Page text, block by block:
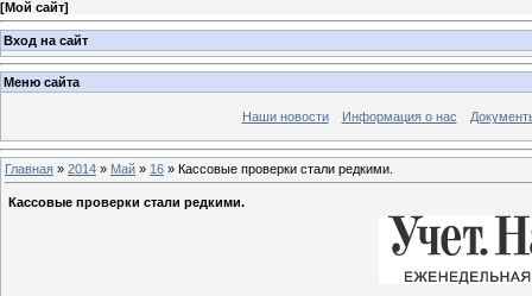
[Мой сайт]
Вход на сайт
Меню сайта
Наши новости Информация о нас
Главная » 2014 » Май » 16 » Кассовые проверки стали редкими.
Кассовые проверки стали редкими.